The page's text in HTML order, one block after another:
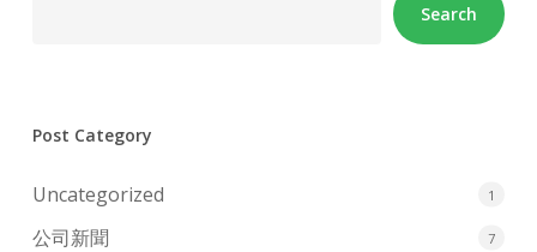
Search
Post Category
Uncategorized 1
公司新聞 7